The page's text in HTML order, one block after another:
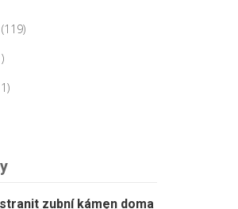
(119)
zubní kámen doma